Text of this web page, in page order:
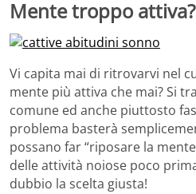
Mente troppo attiva?
Vi capita mai di ritrovarvi nel
mente più attiva che mai? Si
comune ed anche piuttosto
problema basterà
possano far “riposare la
delle attività noiose poco
dubbio la scelta giusta!